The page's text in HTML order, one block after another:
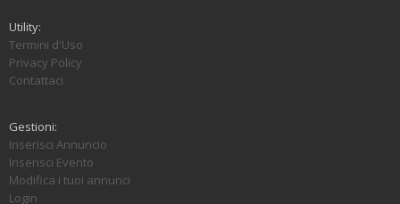
Utility:
Termini d'Uso
Privacy Policy
Contattaci
Gestioni:
Inserisci Annuncio
Inserisci Evento
Modifica i tuoi annunci
Login